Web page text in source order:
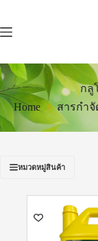
กลู
Home
สารกำ
หมวดหมู่สินค้า